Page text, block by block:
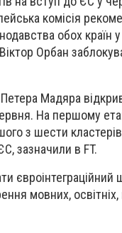
комісія
обох країн у
Орбан
Мадяра
На першому
з шести
зазначили в FT.
євроінтеграційний
мовних, освітніх,